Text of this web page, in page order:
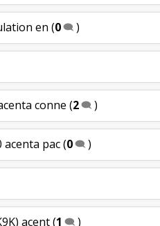
en (0 )
conne (2 )
acenta pac(0 )
acent(1 )